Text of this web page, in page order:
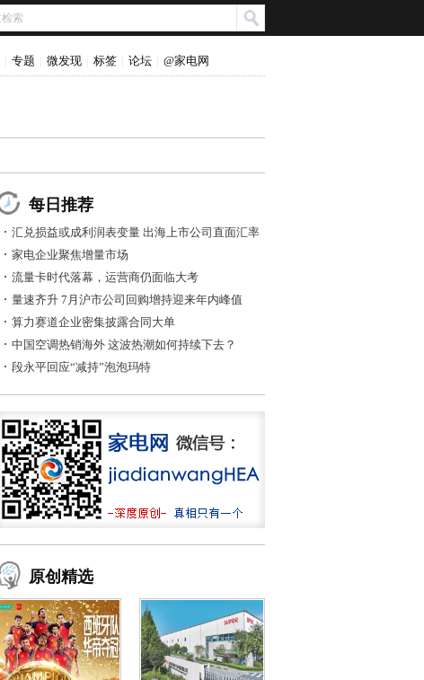
专题 微发现 标签 论坛 @家电网
每日推荐
汇兑损益或成利润表变量 出海上市公司直面汇率
风控大考
家电企业聚焦增量市场
流量卡时代落幕，运营商仍面临大考
量速齐升 7月沪市公司回购增持迎来年内峰值
算力赛道企业密集披露合同大单
中国空调热销海外 这波热潮如何持续下去？
段永平回应“减持”泡泡玛特
原创精选